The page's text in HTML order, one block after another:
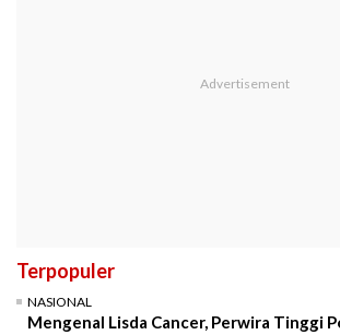
Terpopuler
NASIONAL
Mengenal Lisda Cancer, Perwira Tinggi